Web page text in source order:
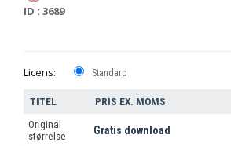
ID : 3689
Licens: Standard
TITEL PRIS EX. MOMS
Original
størrelse
Gratis download